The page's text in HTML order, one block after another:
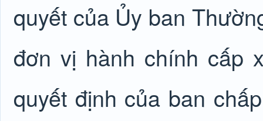
quyết của Ủy ban
đơn vị hành chính cấp
quyết định của ban